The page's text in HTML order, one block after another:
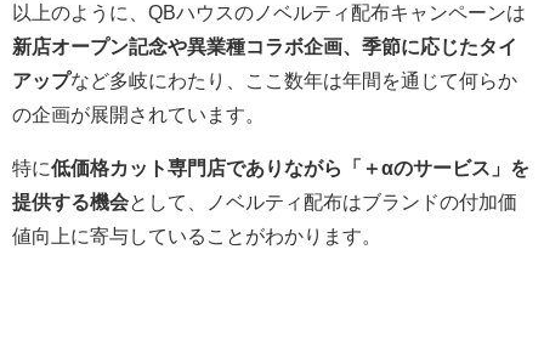
以上のように、QBハウスのノベルティ配布キャンペーンは
新店オープン記念や異業種コラボ企画、季節に応じたタイ
アップなど多岐にわたり、ここ数年は年間を通じて何らか
の企画が展開されています。
特に低価格カット専門店でありながら「＋αのサービス」を
提供する機会として、ノベルティ配布はブランドの付加価
値向上に寄与していることがわかります。